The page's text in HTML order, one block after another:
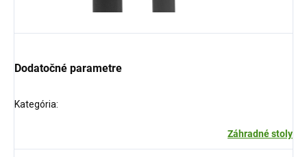
Dodatočné parametre
Kategória:
Záhradné stoly